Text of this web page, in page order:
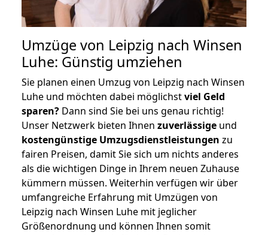
Umzüge von Leipzig nach Winsen
Luhe: Günstig umziehen
Sie planen einen Umzug von Leipzig nach Winsen
Luhe und möchten dabei möglichstviel Geld
sparen? Dann sind Sie bei uns genau richtig!
Unser Netzwerk bieten Ihnen zuverlässige und
kostengünstige Umzugsdienstleistungen zu
fairen Preisen, damit Sie sich um nichts anderes
als die wichtigen Dinge in Ihrem neuen Zuhause
kümmern müssen. Weiterhin verfügen wir über
umfangreiche Erfahrung mit Umzügen von
Leipzig nach Winsen Luhe mit jeglicher
Größenordnung und können Ihnen somit